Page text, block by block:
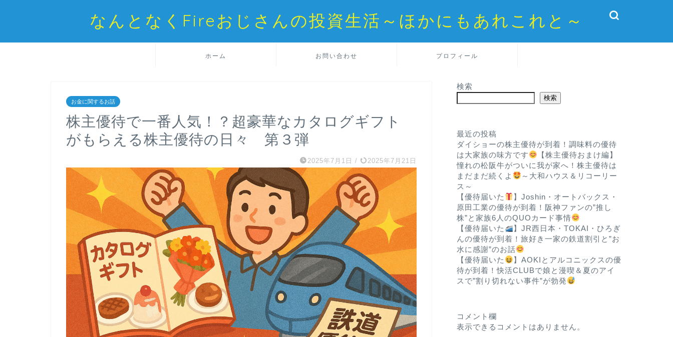
なんとなくFireおじさんの投資生活～ほかにもあれこれと～
ホーム お問い合わせ プロフィール
お金に関するお話
株主優待で一番人気！？超豪華なカタログギフト
がもらえる株主優待の日々 第３弾
2025年7月1日 / 2025年7月21日
検索
検索
最近の投稿
ダイショーの株主優待が到着！調味料の優待
は大家族の味方です
【株主優待おまけ編】
憧れの松阪牛がついに我が家へ！株主優待は
まだまだ続くよ
～大和ハウス＆リコーリー
ス～
【優待届いた
】Joshin・オートバックス・
原田工業の優待が到着！阪神ファンの”推し
株”と家族6人のQUOカード事情
【優待届いた
】JR西日本・TOKAI・ひろぎ
んの優待が到着！旅好き一家の鉄道割引と”お
水に感謝”のお話
【優待届いた
】AOKIとアルコニックスの優
待が到着！快活CLUBで娘と漫喫＆夏のアイ
スで”割り切れない事件”が勃発
コメント欄
表示できるコメントはありません。